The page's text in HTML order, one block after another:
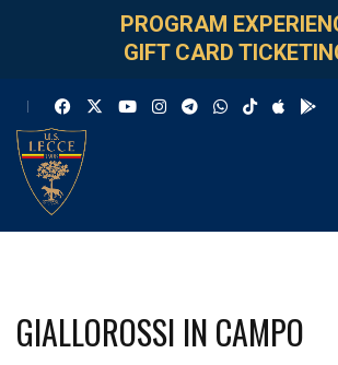
PROGRAM
GIFT CARD
GIALLOROSSI IN CAMPO